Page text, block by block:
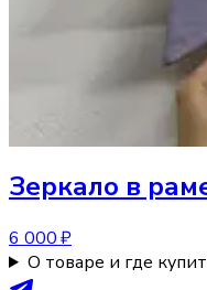
Зеркало в
6 000 ₽
О товаре и где